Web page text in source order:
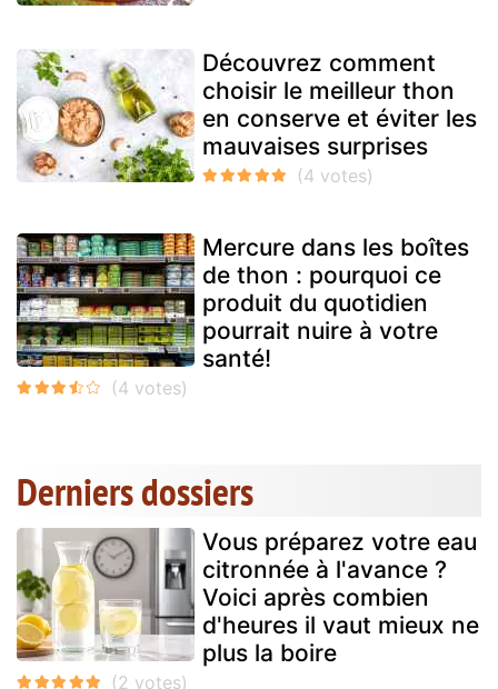
Découvrez comment
choisir le meilleur thon
en conserve et éviter les
mauvaises surprises
Mercure dans les boîtes
de thon : pourquoi ce
produit du quotidien
pourrait nuire à votre
santé!
Derniers dossiers
Vous préparez votre eau
citronnée à l'avance ?
Voici après combien
d'heures il vaut mieux ne
plus la boire